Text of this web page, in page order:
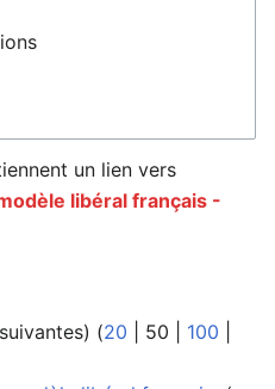
un lien vers
libéral français -
) (20 50 100